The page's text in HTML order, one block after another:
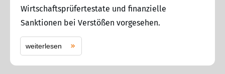
Wirtschaftsprüfertestate und finanzielle
Sanktionen bei Verstößen vorgesehen.
weiterlesen